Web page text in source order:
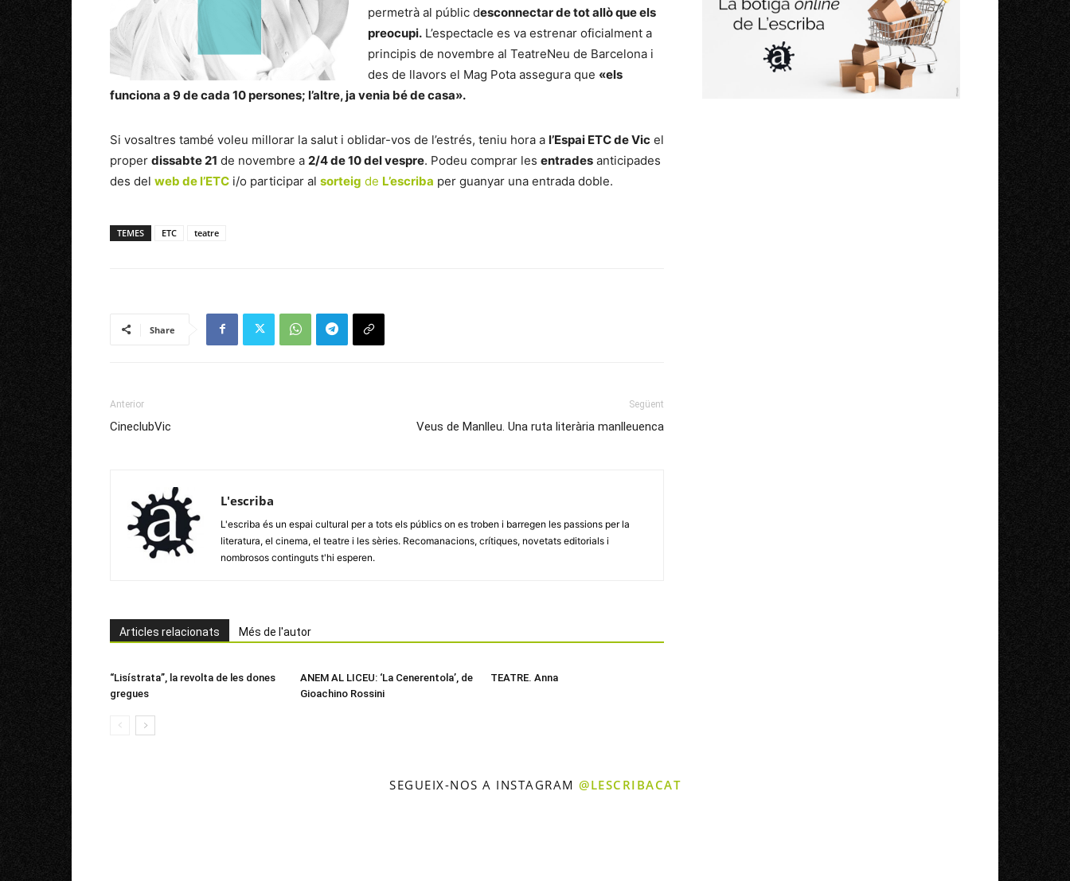
permetrà al públic desconnectar de tot allò que els
preocupi. L’espectacle es va estrenar oficialment a
principis de novembre al TeatreNeu de Barcelona i
des de llavors el Mag Pota assegura que «els
funciona a 9 de cada 10 persones; l’altre, ja venia bé de casa».
Si vosaltres també voleu millorar la salut i oblidar-vos de l’estrés, teniu hora a l’Espai ETC de Vic el
proper dissabte 21 de novembre a 2/4 de 10 del vespre. Podeu comprar les entrades anticipades
des del web de l’ETC i/o participar al sorteig de L’escriba per guanyar una entrada doble.
TEMES ETC teatre
Share
Anterior
CineclubVic
Següent
Veus de Manlleu. Una ruta literària manlleuenca
L'escriba
L'escriba és un espai cultural per a tots els públics on es troben i barregen les passions per la
literatura, el cinema, el teatre i les sèries. Recomanacions, crítiques, novetats editorials i
nombrosos continguts t'hi esperen.
Articles relacionats Més de l'autor
“Lisístrata”, la revolta de les dones
gregues
ANEM AL LICEU: ‘La Cenerentola’, de
Gioachino Rossini
TEATRE. Anna
SEGUEIX-NOS A INSTAGRAM @LESCRIBACAT